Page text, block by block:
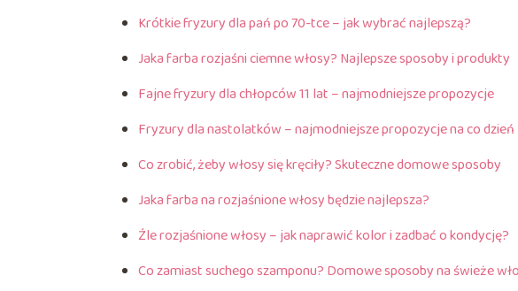
Krótkie fryzury dla pań po 70-tce – jak wybrać najlepszą?
Jaka farba rozjaśni ciemne włosy? Najlepsze sposoby i produkty
Fajne fryzury dla chłopców 11 lat – najmodniejsze propozycje
Fryzury dla nastolatków – najmodniejsze propozycje na co dzień
Co zrobić, żeby włosy się kręciły? Skuteczne domowe sposoby
Jaka farba na rozjaśnione włosy będzie najlepsza?
Źle rozjaśnione włosy – jak naprawić kolor i zadbać o kondycję?
Co zamiast suchego szamponu? Domowe sposoby na świeże